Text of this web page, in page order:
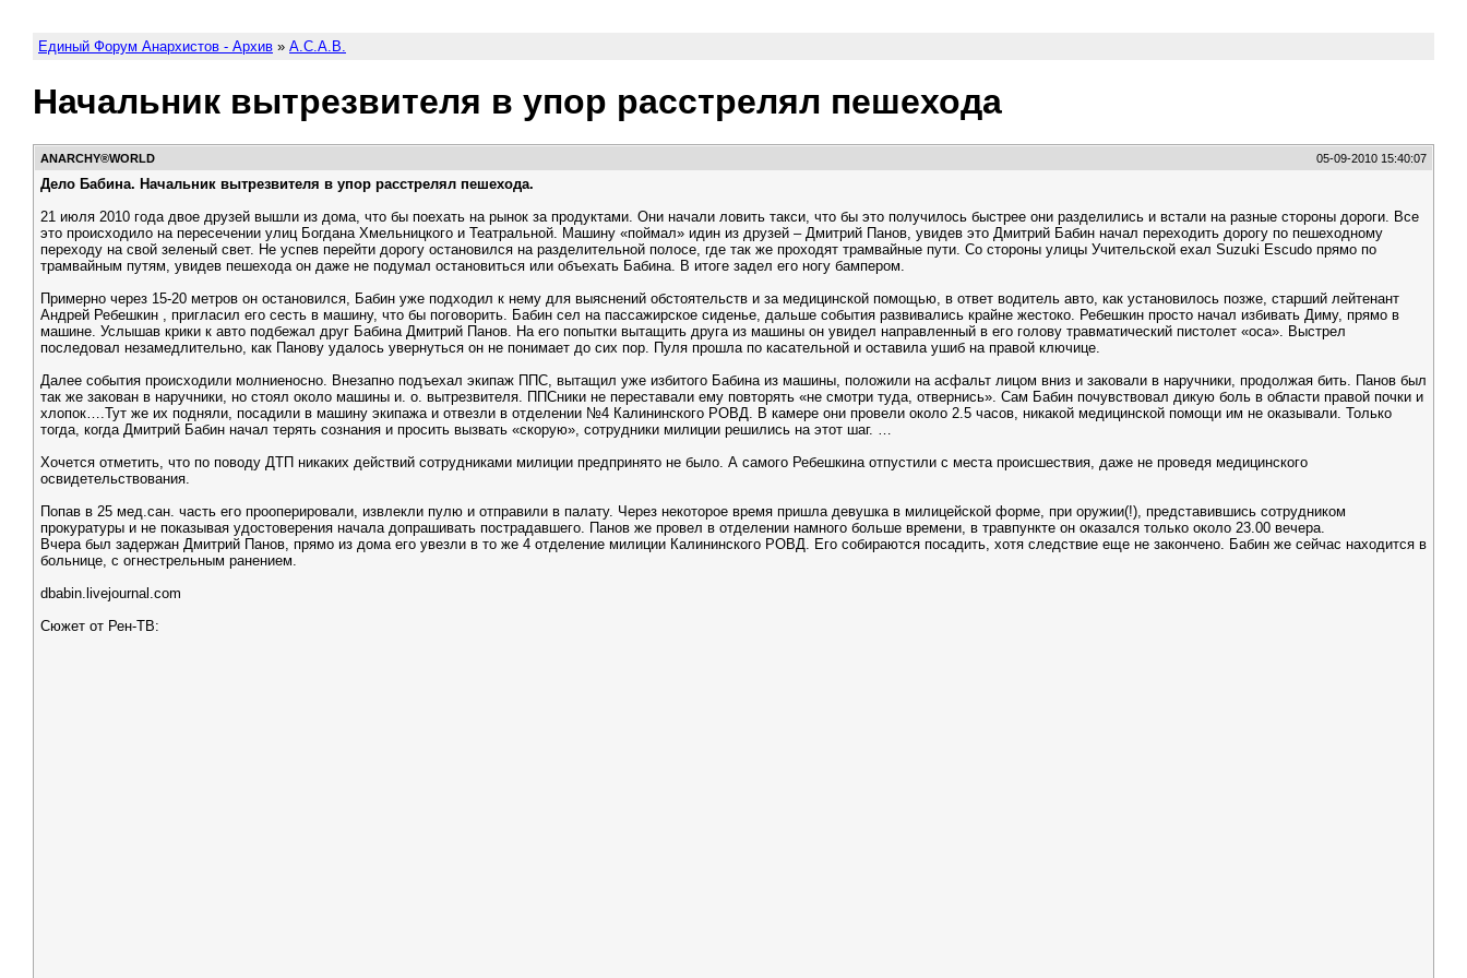
Единый Форум Анархистов - Архив » A.C.A.B.
Начальник вытрезвителя в упор расстрелял пешехода
АNARCHY®WORLD 05-09-2010 15:40:07
Дело Бабина. Начальник вытрезвителя в упор расстрелял пешехода.
21 июля 2010 года двое друзей вышли из дома, что бы поехать на рынок за продуктами. Они начали ловить такси, что бы это получилось быстрее они разделились и встали на разные стороны дороги. Все
это происходило на пересечении улиц Богдана Хмельницкого и Театральной. Машину «поймал» идин из друзей – Дмитрий Панов, увидев это Дмитрий Бабин начал переходить дорогу по пешеходному
переходу на свой зеленый свет. Не успев перейти дорогу остановился на разделительной полосе, где так же проходят трамвайные пути. Со стороны улицы Учительской ехал Suzuki Escudo прямо по
трамвайным путям, увидев пешехода он даже не подумал остановиться или объехать Бабина. В итоге задел его ногу бампером.
Примерно через 15-20 метров он остановился, Бабин уже подходил к нему для выяснений обстоятельств и за медицинской помощью, в ответ водитель авто, как установилось позже, старший лейтенант
Андрей Ребешкин , пригласил его сесть в машину, что бы поговорить. Бабин сел на пассажирское сиденье, дальше события развивались крайне жестоко. Ребешкин просто начал избивать Диму, прямо в
машине. Услышав крики к авто подбежал друг Бабина Дмитрий Панов. На его попытки вытащить друга из машины он увидел направленный в его голову травматический пистолет «оса». Выстрел
последовал незамедлительно, как Панову удалось увернуться он не понимает до сих пор. Пуля прошла по касательной и оставила ушиб на правой ключице.
Далее события происходили молниеносно. Внезапно подъехал экипаж ППС, вытащил уже избитого Бабина из машины, положили на асфальт лицом вниз и заковали в наручники, продолжая бить. Панов был
так же закован в наручники, но стоял около машины и. о. вытрезвителя. ППСники не переставали ему повторять «не смотри туда, отвернись». Сам Бабин почувствовал дикую боль в области правой почки и
хлопок….Тут же их подняли, посадили в машину экипажа и отвезли в отделении №4 Калининского РОВД. В камере они провели около 2.5 часов, никакой медицинской помощи им не оказывали. Только
тогда, когда Дмитрий Бабин начал терять сознания и просить вызвать «скорую», сотрудники милиции решились на этот шаг. …
Хочется отметить, что по поводу ДТП никаких действий сотрудниками милиции предпринято не было. А самого Ребешкина отпустили с места происшествия, даже не проведя медицинского
освидетельствования.
Попав в 25 мед.сан. часть его прооперировали, извлекли пулю и отправили в палату. Через некоторое время пришла девушка в милицейской форме, при оружии(!), представившись сотрудником
прокуратуры и не показывая удостоверения начала допрашивать пострадавшего. Панов же провел в отделении намного больше времени, в травпункте он оказался только около 23.00 вечера.
Вчера был задержан Дмитрий Панов, прямо из дома его увезли в то же 4 отделение милиции Калининского РОВД. Его собираются посадить, хотя следствие еще не закончено. Бабин же сейчас находится в
больнице, с огнестрельным ранением.
dbabin.livejournal.com
Сюжет от Рен-ТВ: